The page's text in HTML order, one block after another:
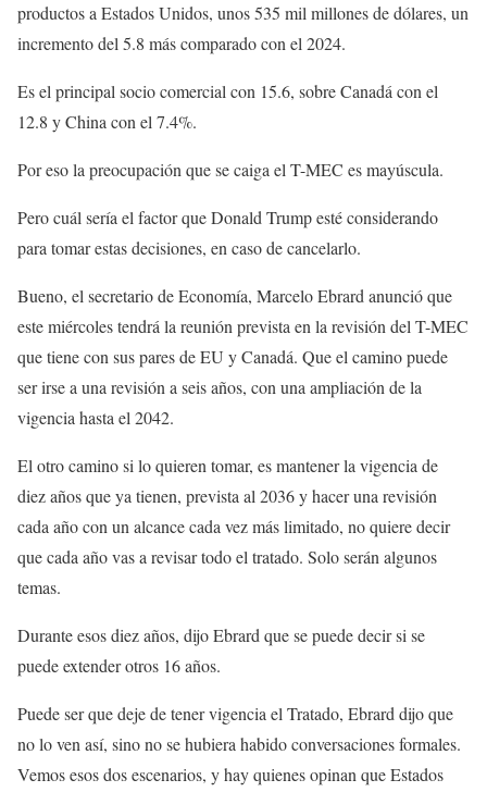
productos a Estados Unidos, unos 535 mil millones de dólares, un
incremento del 5.8 más comparado con el 2024.
Es el principal socio comercial con 15.6, sobre Canadá con el
12.8 y China con el 7.4%.
Por eso la preocupación que se caiga el T-MEC es mayúscula.
Pero cuál sería el factor que Donald Trump esté considerando
para tomar estas decisiones, en caso de cancelarlo.
Bueno, el secretario de Economía, Marcelo Ebrard anunció que
este miércoles tendrá la reunión prevista en la revisión del T-MEC
que tiene con sus pares de EU y Canadá. Que el camino puede
ser irse a una revisión a seis años, con una ampliación de la
vigencia hasta el 2042.
El otro camino si lo quieren tomar, es mantener la vigencia de
diez años que ya tienen, prevista al 2036 y hacer una revisión
cada año con un alcance cada vez más limitado, no quiere decir
que cada año vas a revisar todo el tratado. Solo serán algunos
temas.
Durante esos diez años, dijo Ebrard que se puede decir si se
puede extender otros 16 años.
Puede ser que deje de tener vigencia el Tratado, Ebrard dijo que
no lo ven así, sino no se hubiera habido conversaciones formales.
Vemos esos dos escenarios, y hay quienes opinan que Estados